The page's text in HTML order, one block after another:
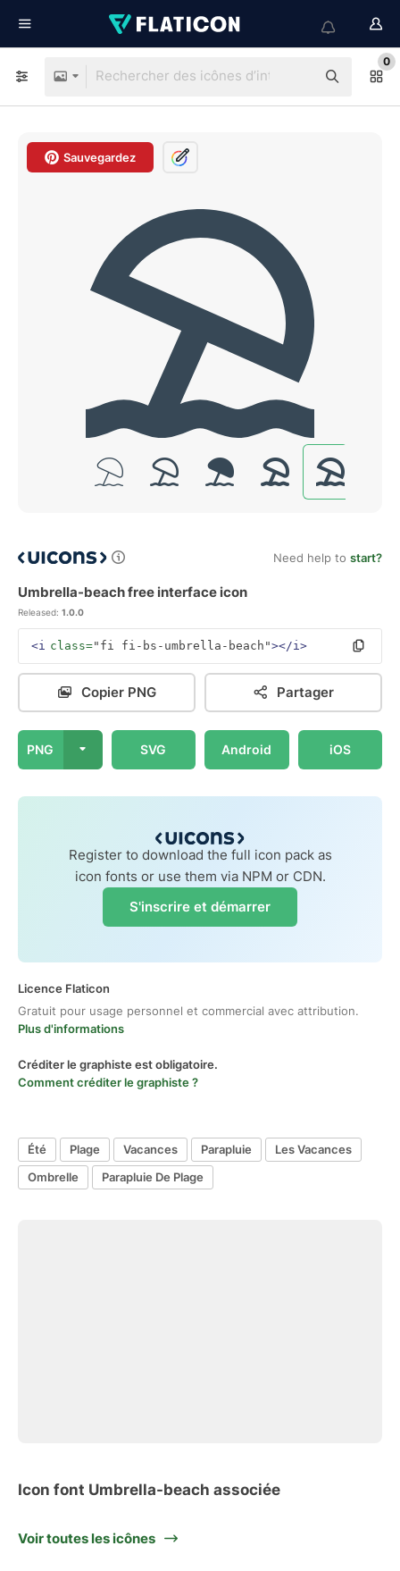
0
Sauvegardez
Need help to start?
Umbrella-beach free interface icon
Released: 1.0.0
<i class="fi fi-bs-umbrella-beach"></i>
Copier PNG Partager
PNG SVG Android iOS
Register to download the full icon pack as
icon fonts or use them via NPM or CDN.
S'inscrire et démarrer
Licence Flaticon
Gratuit pour usage personnel et commercial avec attribution.
Plus d'informations
Créditer le graphiste est obligatoire.
Comment créditer le graphiste ?
Été Plage Vacances Parapluie
Les Vacances
Ombrelle
Parapluie De Plage
Icon font Umbrella-beach associée
Voir toutes les icônes